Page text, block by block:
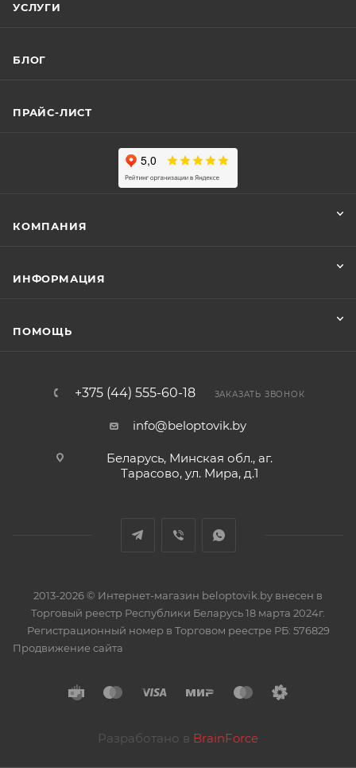
УСЛУГИ
БЛОГ
ПРАЙС-ЛИСТ
КОМПАНИЯ
ИНФОРМАЦИЯ
ПОМОЩЬ
+375 (44) 555-60-18 ЗАКАЗАТЬ ЗВОНОК
info@beloptovik.by
Беларусь, Минская обл., аг.
Тарасово, ул. Мира, д.1
2013-2026 © Интернет-магазин beloptovik.by внесен в
Торговый реестр Республики Беларусь 18 марта 2024г.
Регистрационный номер в Торговом реестре РБ: 576829
Продвижение сайта
Разработано в BrainForce